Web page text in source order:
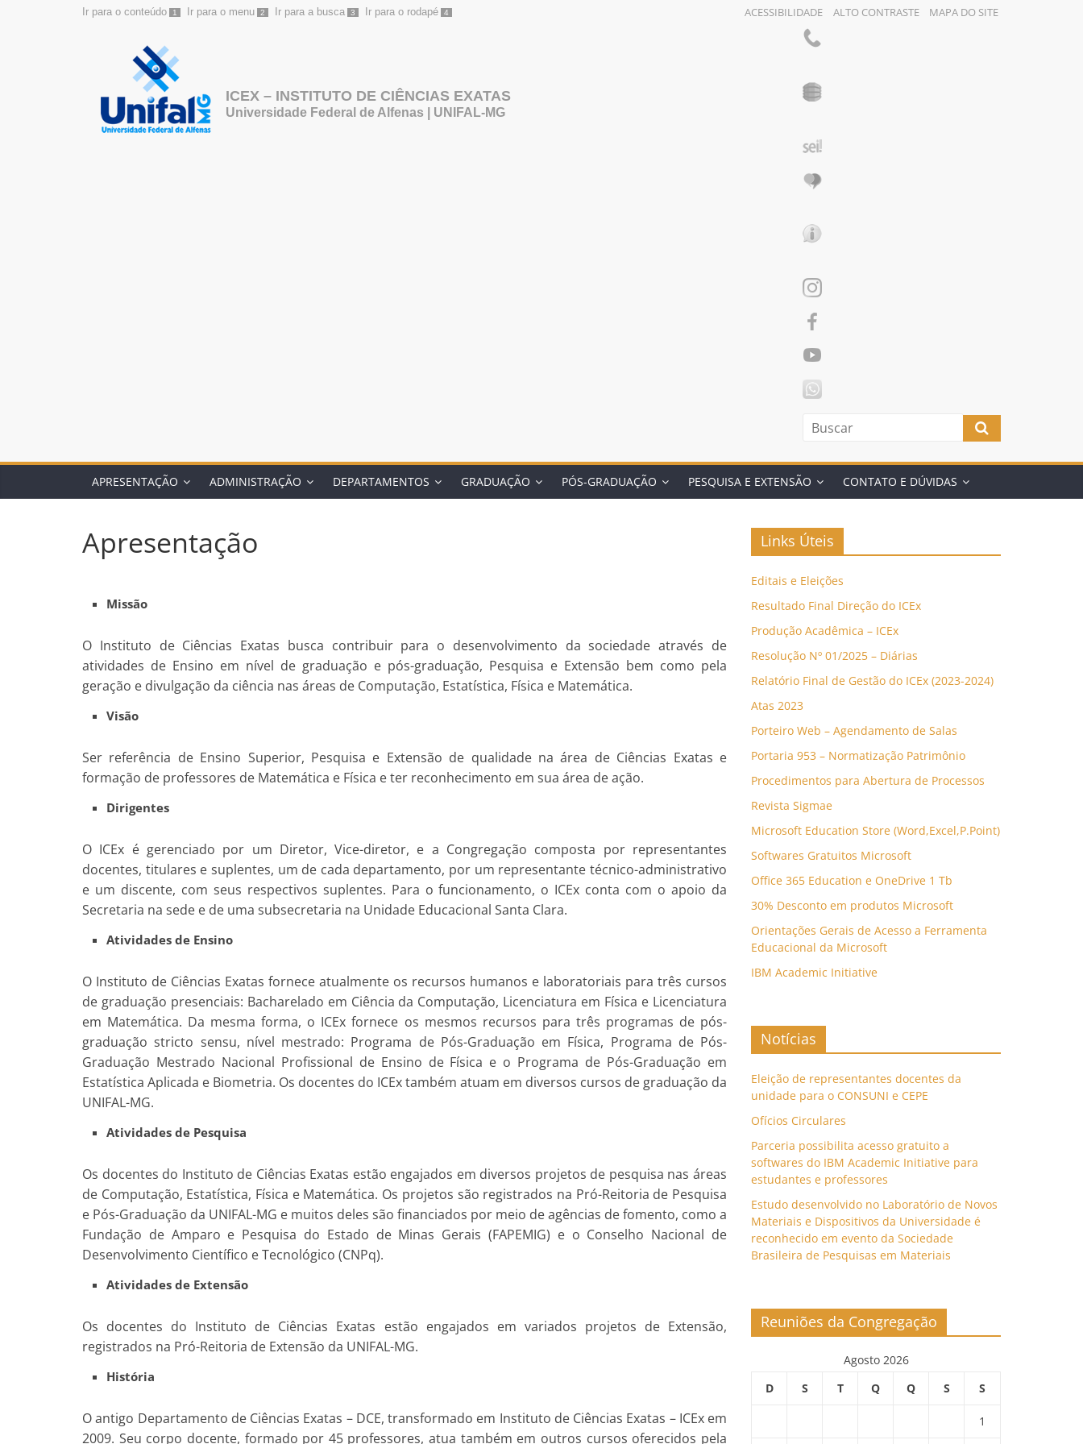
Ir para o conteúdo 1 Ir para o menu 2 Ir para a busca 3 Ir para o rodapé 4 ACESSIBILIDADE ALTO CONTRASTE MAPA DO SITE
ICEX – INSTITUTO DE CIÊNCIAS EXATAS
Universidade Federal de Alfenas | UNIFAL-MG
APRESENTAÇÃO ADMINISTRAÇÃO DEPARTAMENTOS GRADUAÇÃO PÓS-GRADUAÇÃO PESQUISA E EXTENSÃO CONTATO E DÚVIDAS
Apresentação
Missão
O Instituto de Ciências Exatas busca contribuir para o desenvolvimento da sociedade através de
atividades de Ensino em nível de graduação e pós-graduação, Pesquisa e Extensão bem como pela
geração e divulgação da ciência nas áreas de Computação, Estatística, Física e Matemática.
Visão
Ser referência de Ensino Superior, Pesquisa e Extensão de qualidade na área de Ciências Exatas e
formação de professores de Matemática e Física e ter reconhecimento em sua área de ação.
Dirigentes
O ICEx é gerenciado por um Diretor, Vice-diretor, e a Congregação composta por representantes
docentes, titulares e suplentes, um de cada departamento, por um representante técnico-administrativo
e um discente, com seus respectivos suplentes. Para o funcionamento, o ICEx conta com o apoio da
Secretaria na sede e de uma subsecretaria na Unidade Educacional Santa Clara.
Atividades de Ensino
O Instituto de Ciências Exatas fornece atualmente os recursos humanos e laboratoriais para três cursos
de graduação presenciais: Bacharelado em Ciência da Computação, Licenciatura em Física e Licenciatura
em Matemática. Da mesma forma, o ICEx fornece os mesmos recursos para três programas de pós-
graduação stricto sensu, nível mestrado: Programa de Pós-Graduação em Física, Programa de Pós-
Graduação Mestrado Nacional Profissional de Ensino de Física e o Programa de Pós-Graduação em
Estatística Aplicada e Biometria. Os docentes do ICEx também atuam em diversos cursos de graduação da
UNIFAL-MG.
Atividades de Pesquisa
Os docentes do Instituto de Ciências Exatas estão engajados em diversos projetos de pesquisa nas áreas
de Computação, Estatística, Física e Matemática. Os projetos são registrados na Pró-Reitoria de Pesquisa
e Pós-Graduação da UNIFAL-MG e muitos deles são financiados por meio de agências de fomento, como a
Fundação de Amparo e Pesquisa do Estado de Minas Gerais (FAPEMIG) e o Conselho Nacional de
Desenvolvimento Científico e Tecnológico (CNPq).
Atividades de Extensão
Os docentes do Instituto de Ciências Exatas estão engajados em variados projetos de Extensão,
registrados na Pró-Reitoria de Extensão da UNIFAL-MG.
História
O antigo Departamento de Ciências Exatas – DCE, transformado em Instituto de Ciências Exatas – ICEx em
2009. Seu corpo docente, formado por 45 professores, atua também em outros cursos oferecidos pela
Links Úteis
Editais e Eleições
Resultado Final Direção do ICEx
Produção Acadêmica – ICEx
Resolução Nº 01/2025 – Diárias
Relatório Final de Gestão do ICEx (2023-2024)
Atas 2023
Porteiro Web – Agendamento de Salas
Portaria 953 – Normatização Patrimônio
Procedimentos para Abertura de Processos
Revista Sigmae
Microsoft Education Store (Word,Excel,P.Point)
Softwares Gratuitos Microsoft
Office 365 Education e OneDrive 1 Tb
30% Desconto em produtos Microsoft
Orientações Gerais de Acesso a Ferramenta
Educacional da Microsoft
IBM Academic Initiative
Notícias
Eleição de representantes docentes da
unidade para o CONSUNI e CEPE
Ofícios Circulares
Parceria possibilita acesso gratuito a
softwares do IBM Academic Initiative para
estudantes e professores
Estudo desenvolvido no Laboratório de Novos
Materiais e Dispositivos da Universidade é
reconhecido em evento da Sociedade
Brasileira de Pesquisas em Materiais
Reuniões da Congregação
Agosto 2026
D
S T Q Q S S
1